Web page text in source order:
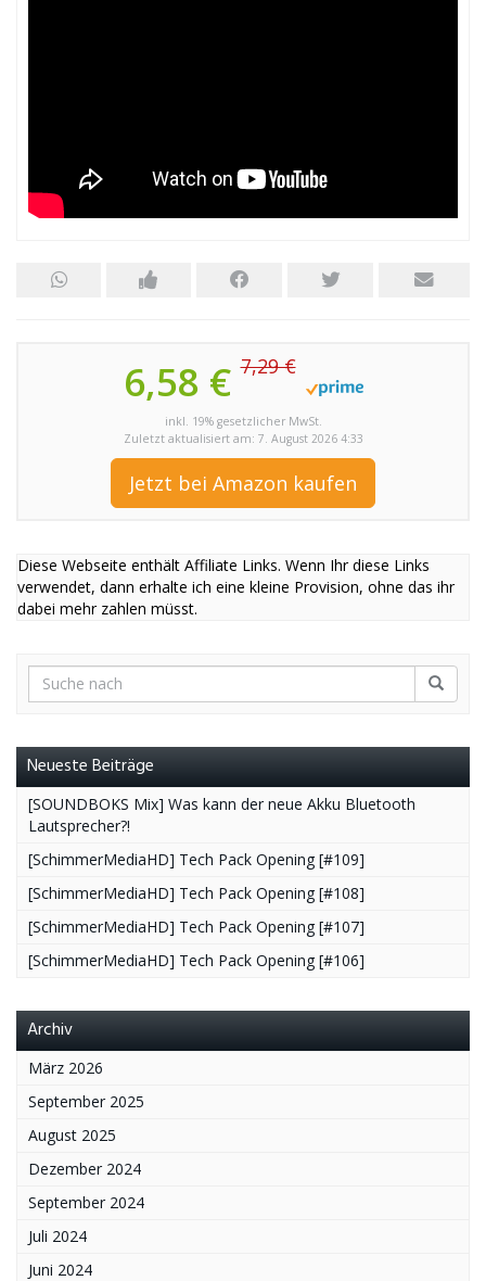
6,58 €7,29 €
inkl. 19% gesetzlicher MwSt.
Zuletzt aktualisiert am: 7. August 2026 4:33
Jetzt bei Amazon kaufen
Diese Webseite enthält Affiliate Links. Wenn Ihr diese Links
verwendet, dann erhalte ich eine kleine Provision, ohne das ihr
dabei mehr zahlen müsst.
Neueste Beiträge
[SOUNDBOKS Mix] Was kann der neue Akku Bluetooth
Lautsprecher?!
[SchimmerMediaHD] Tech Pack Opening [#109]
[SchimmerMediaHD] Tech Pack Opening [#108]
[SchimmerMediaHD] Tech Pack Opening [#107]
[SchimmerMediaHD] Tech Pack Opening [#106]
Archiv
März 2026
September 2025
August 2025
Dezember 2024
September 2024
Juli 2024
Juni 2024